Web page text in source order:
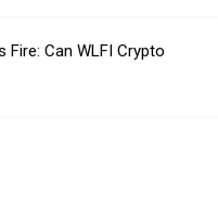
Fire: Can WLFI Crypto